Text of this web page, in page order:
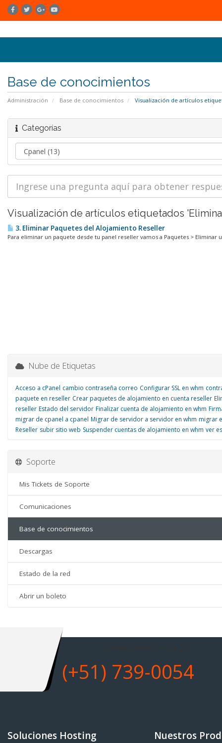
Base de conocimientos
Administración Base de conocimientos Visualización de artículos
Categorías
Visualización de artículos etiquetados
3. Eliminar Paquetes del Alojamiento Reseller
Para eliminar un paquete desde tu panel reseller vamos a Paquetes > Eliminar
Nube de Etiquetas
Acceso a cPanel cambio contraseña correo Configurar SSL en whm
paquete en reseller Crear paquetes de alojamiento en cuenta reseller
reseller Estado del servidor Finalizar cuenta de alojamiento en whm
migrar de cpanel a cpanel Migrar de servidor a servidor en whm migrar
Reseller subir sitio web Suspender cuentas de alojamiento en whm ver
Soporte
Mis Tickets de Soporte
Comunicaciones
Base de conocimientos
Descargas
Estado de la red
Abrir un boleto
(+51) 739-0054
Soluciones Hosting Nuestros